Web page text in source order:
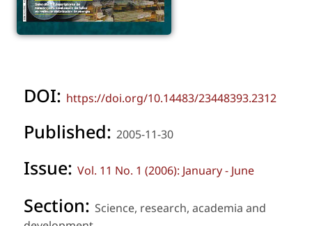
DOI: https://doi.org/10.14483/23448393.2312
Published: 2005-11-30
Issue: Vol. 11 No. 1 (2006): January - June
Section: Science, research, academia and